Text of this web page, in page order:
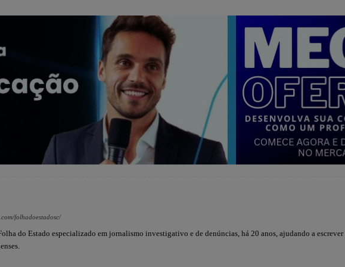
folhadoestadosc/
do Estado especializado em jornalismo investigativo e de denúncias, há 20 anos, ajudando a escrever